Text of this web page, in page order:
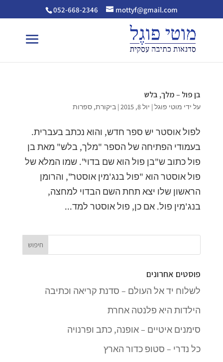
052-668-2346 mottyf@gmail.com
בן פול – מלך, בלש
על ידי מוטי פוגל| יול 8, 2015 | ביקורת, ספרות
לפול אוסטר יש ספר חדש, והוא נכתב בעברית.
בעמודי הפתיחה של הספר "מלך, בלש" מאת בן
פול כתוב ש"בן פול הוא שם בדוי". שמו המלא של
פול אוסטר הוא "פול בנג'מין אוסטר", והרומן
הראשון שלו יצא תחת השם הבדוי למחצה,
בנג'מין פול. אם כן, פול אוסטר למד...
פוסטים אחרונים
לשלוח יד אל העולם – סדנת קריאה וכתיבה
הילדות היא פלנטה אחרת
סימנים איטיים – אופנה, כתב ופרנויה
כל נדרי – סטופ כדור הארץ